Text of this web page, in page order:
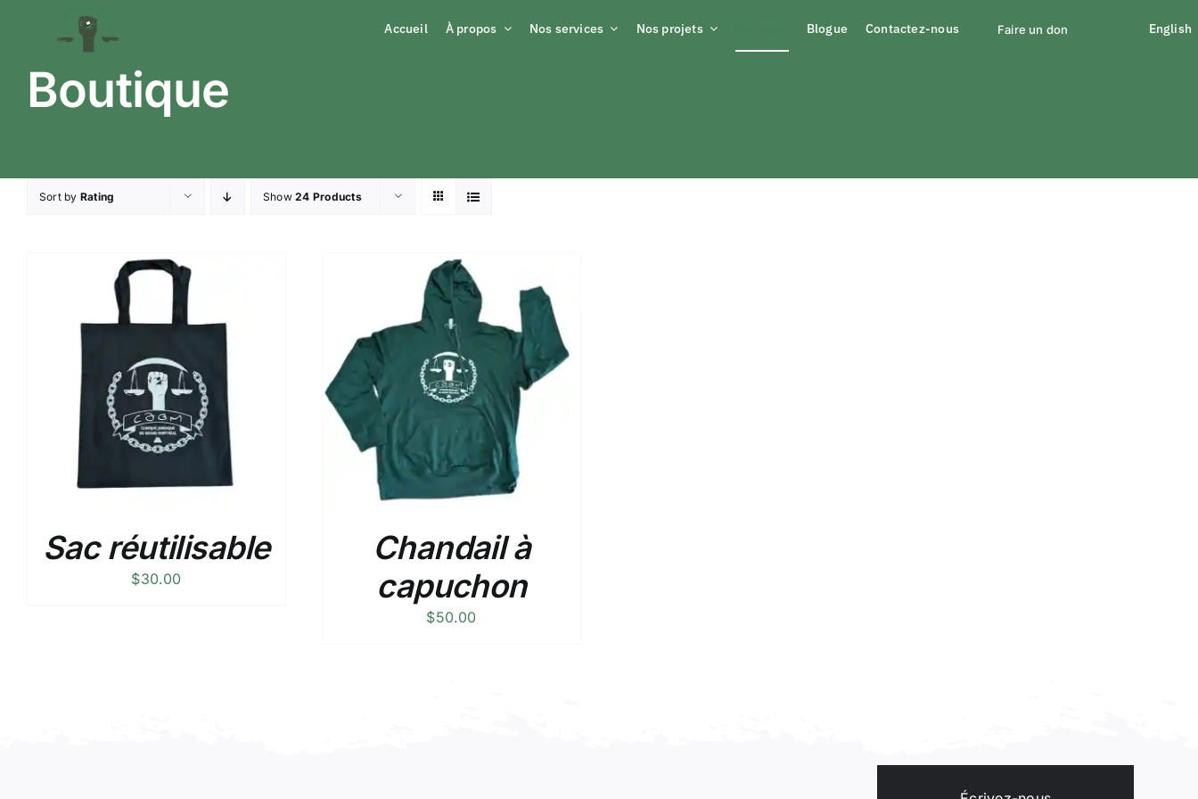
Accueil À propos Nos services Nos projets Blogue Contactez-nous Faire un don English
Boutique
Sort by Rating Show24 Products
Sac réutilisable
$30.00
Chandail à
capuchon
$50.00